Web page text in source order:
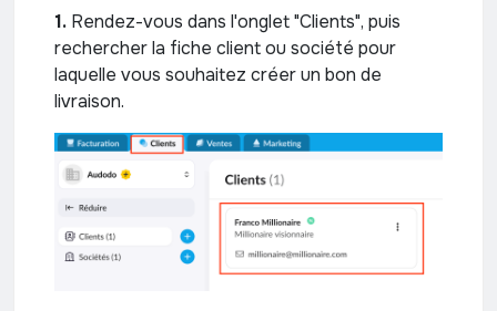
1. Rendez-vous dans l'onglet "Clients", puis
rechercher la fiche client ou société pour
laquelle vous souhaitez créer un bon de
livraison.